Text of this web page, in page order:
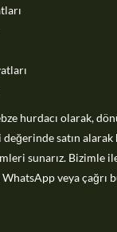
hurdacı olarak,
satın alarak
sunarız. Bizimle
veya çağrı